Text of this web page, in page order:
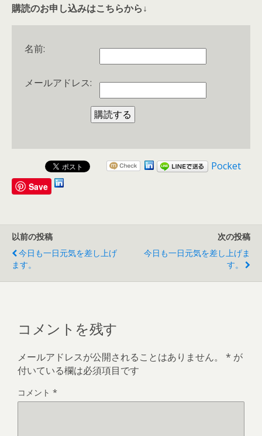
購読のお申し込みはこちらから↓
名前:
メールアドレス:
Pocket
Save
以前の投稿
今日も一日元気を差し上げ
ます。
次の投稿
今日も一日元気を差し上げま
す。
コメントを残す
メールアドレスが公開されることはありません。 * が
付いている欄は必須項目です
コメント *